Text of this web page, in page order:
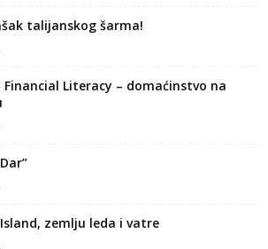
talijanskog šarma!
Literacy – domaćinstvo na
zemlju leda i vatre